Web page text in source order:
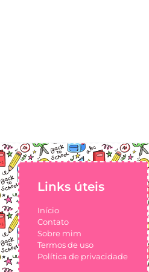
Links úteis
Início
Contato
Sobre mim
Termos de uso
Política de privacidade